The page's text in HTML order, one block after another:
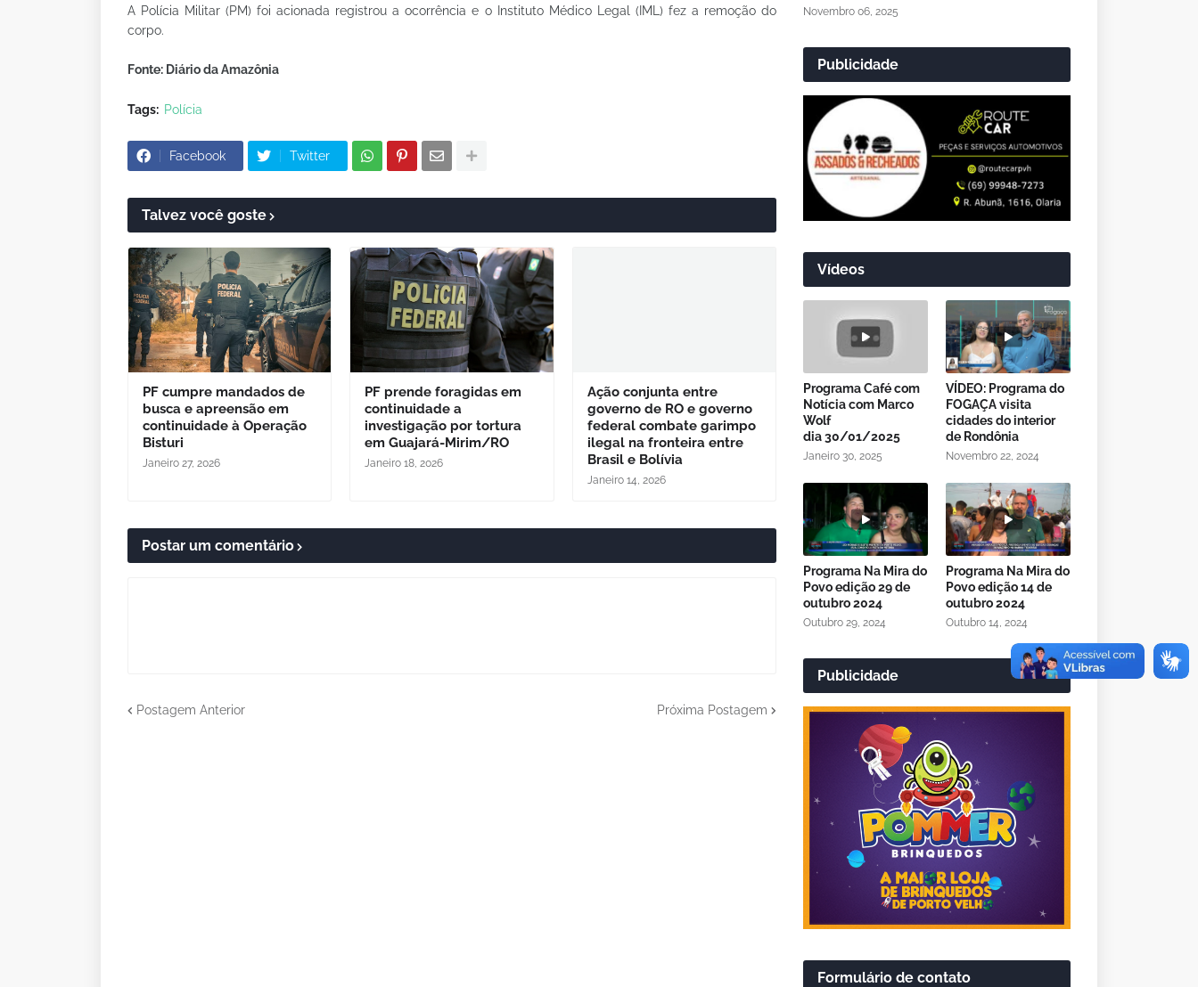
A Polícia Militar (PM) foi acionada registrou a ocorrência e o Instituto Médico Legal (IML) fez a remoção do
corpo.
Fonte: Diário da Amazônia
Tags: Polícia
Facebook Twitter
Talvez você goste
PF cumpre mandados de
busca e apreensão em
continuidade à Operação
Bisturi
Janeiro 27, 2026
PF prende foragidas em
continuidade a
investigação por tortura
em Guajará-Mirim/RO
Janeiro 18, 2026
Ação conjunta entre
governo de RO e governo
federal combate garimpo
ilegal na fronteira entre
Brasil e Bolívia
Janeiro 14, 2026
Postar um comentário
Postagem Anterior Próxima Postagem
Novembro 06, 2025
Publicidade
Vídeos
Programa Café com
Notícia com Marco
Wolf
dia 30/01/2025
Janeiro 30, 2025
VÍDEO: Programa do
FOGAÇA visita
cidades do interior
de Rondônia
Novembro 22, 2024
Programa Na Mira do
Povo edição 29 de
outubro 2024
Outubro 29, 2024
Programa Na Mira do
Povo edição 14 de
outubro 2024
Outubro 14, 2024
Publicidade
Formulário de contato